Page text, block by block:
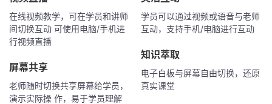
在线视频教学，可在学员和讲师
间切换互动 可使用电脑/手机进
行视频直播
屏幕共享
老师随时切换共享屏幕给学员，
演示实际操 作，易于学员理解
学员可以通过视频或语音与老师
互动，支持手机/电脑进行互动
知识萃取
电子白板与屏幕自由切换，还原
真实课堂